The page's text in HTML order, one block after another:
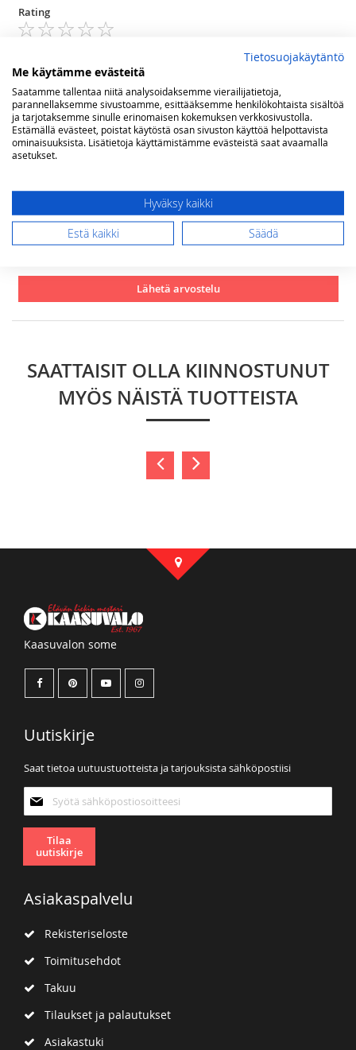
Rating
Yhteenveto
Lähetä arvostelu
SAATTAISIT OLLA KIINNOSTUNUT
MYÖS NÄISTÄ TUOTTEISTA
Kaasuvalon some
Uutiskirje
Saat tietoa uutuustuotteista ja tarjouksista sähköpostiisi
uutiskirjeemme:
Tilaa
uutiskirje
Asiakaspalvelu
Rekisteriseloste
Toimitusehdot
Takuu
Tilaukset ja palautukset
Asiakastuki
Tietosuojakäytäntö
Me käytämme evästeitä
Saatamme tallentaa niitä analysoidaksemme vierailijatietoja,
parannellaksemme sivustoamme, esittääksemme henkilökohtaista sisältöä
ja tarjotaksemme sinulle erinomaisen kokemuksen verkkosivustolla.
Estämällä evästeet, poistat käytöstä osan sivuston käyttöä helpottavista
ominaisuuksista. Lisätietoja käyttämistämme evästeistä saat avaamalla
asetukset.
Hyväksy kaikki
Estä kaikki Säädä